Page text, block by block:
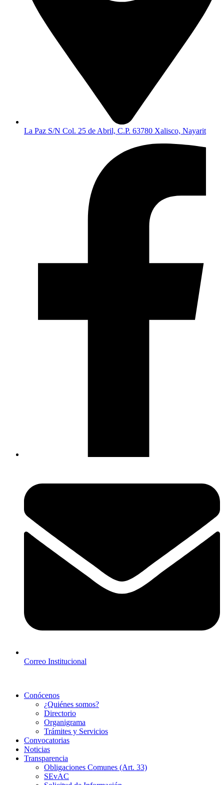
La Paz S/N Col. 25 de Abril, C.P. 63780 Xalisco, Nayarit
Correo Institucional
Conócenos
¿Quiénes somos?
Directorio
Organigrama
Trámites y Servicios
Convocatorias
Noticias
Transparencia
Obligaciones Comunes (Art. 33)
SEvAC